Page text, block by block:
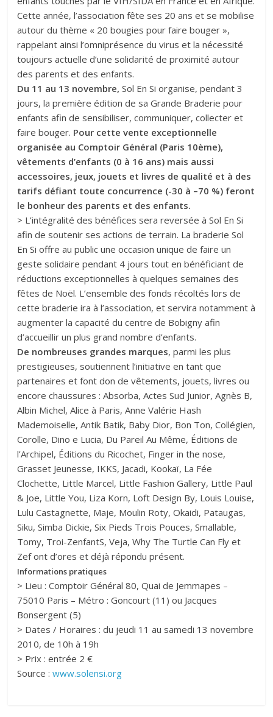
Cette année, l’association fête ses 20 ans et se mobilise
autour du thème « 20 bougies pour faire bouger »,
rappelant ainsi l’omniprésence du virus et la nécessité
toujours actuelle d’une solidarité de proximité autour
des parents et des enfants.
Du 11 au 13 novembre, Sol En Si organise, pendant 3
jours, la première édition de sa Grande Braderie pour
enfants afin de sensibiliser, communiquer, collecter et
faire bouger. Pour cette vente exceptionnelle
organisée au Comptoir Général (Paris 10ème),
vêtements d’enfants (0 à 16 ans) mais aussi
accessoires, jeux, jouets et livres de qualité et à des
tarifs défiant toute concurrence (-30 à –70 %) feront
le bonheur des parents et des enfants.
> L’intégralité des bénéfices sera reversée à Sol En Si
afin de soutenir ses actions de terrain. La braderie Sol
En Si offre au public une occasion unique de faire un
geste solidaire pendant 4 jours tout en bénéficiant de
réductions exceptionnelles à quelques semaines des
fêtes de Noël. L’ensemble des fonds récoltés lors de
cette braderie ira à l’association, et servira notamment à
augmenter la capacité du centre de Bobigny afin
d’accueillir un plus grand nombre d’enfants.
De nombreuses grandes marques, parmi les plus
prestigieuses, soutiennent l’initiative en tant que
partenaires et font don de vêtements, jouets, livres ou
encore chaussures : Absorba, Actes Sud Junior, Agnès B,
Albin Michel, Alice à Paris, Anne Valérie Hash
Mademoiselle, Antik Batik, Baby Dior, Bon Ton, Collégien,
Corolle, Dino e Lucia, Du Pareil Au Même, Éditions de
l’Archipel, Éditions du Ricochet, Finger in the nose,
Grasset Jeunesse, IKKS, Jacadi, Kookaï, La Fée
Clochette, Little Marcel, Little Fashion Gallery, Little Paul
& Joe, Little You, Liza Korn, Loft Design By, Louis Louise,
Lulu Castagnette, Maje, Moulin Roty, Okaidi, Pataugas,
Siku, Simba Dickie, Six Pieds Trois Pouces, Smallable,
Tomy, Troi-ZenfantS, Veja, Why The Turtle Can Fly et
Zef ont d’ores et déjà répondu présent.
Informations pratiques
> Lieu : Comptoir Général 80, Quai de Jemmapes –
75010 Paris – Métro : Goncourt (11) ou Jacques
Bonsergent (5)
> Dates / Horaires : du jeudi 11 au samedi 13 novembre
2010, de 10h à 19h
> Prix : entrée 2 €
Source :www.solensi.org